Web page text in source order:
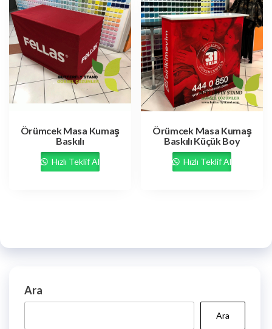
Örümcek Masa Kumaş
Baskılı
Hızlı Teklif Al
Örümcek Masa Kumaş
Baskılı Küçük Boy
Hızlı Teklif Al
Ara
Ara